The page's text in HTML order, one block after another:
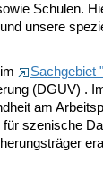
Schulen.
unsere
Sachgebiet
(DGUV) .
am
szenische